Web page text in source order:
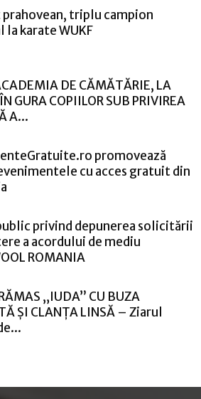
triplu campion
la karate WUKF
DE CĂMĂTĂRIE, LA
GURA COPIILOR SUB PRIVIREA
A...
promovează
cu acces gratuit din
privind depunerea solicitării
a acordului de mediu
ROMANIA
„IUDA” CU BUZA
ȘI CLANȚA LINSĂ – Ziarul